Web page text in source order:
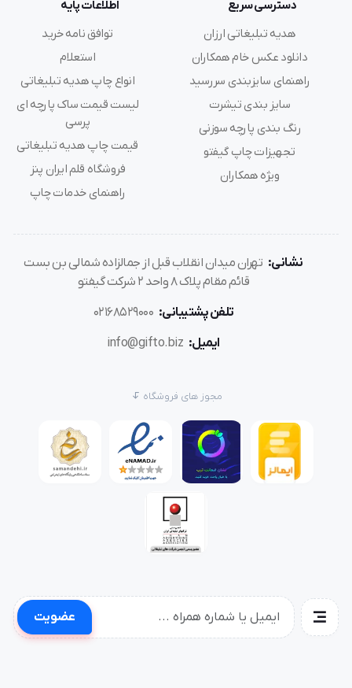
دسترسی سریع
هدیه تبلیغاتی ارزان
دانلود عکس خام همکاران
راهنمای سایزبندی سررسید
سایز بندی تیشرت
رنگ بندی پارچه سوزنی
تجهیزات چاپ گیفتو
ویژه همکاران
اطلاعات پایه
توافق نامه خرید
استعلام
انواع چاپ هدیه تبلیغاتی
لیست قیمت ساک پارچه ای
پرسی
قیمت چاپ هدیه تبلیغاتی
فروشگاه قلم ایران پنز
راهنمای خدمات چاپ
نشانی: تهران میدان انقلاب قبل از جمالزاده شمالی بن بست
قائم مقام پلاک 8 واحد 2 شرکت گیفتو
تلفن پشتیبانی: 02168529000
ایمیل: info@gifto.biz
مجوز های فروشگاه
عضویت